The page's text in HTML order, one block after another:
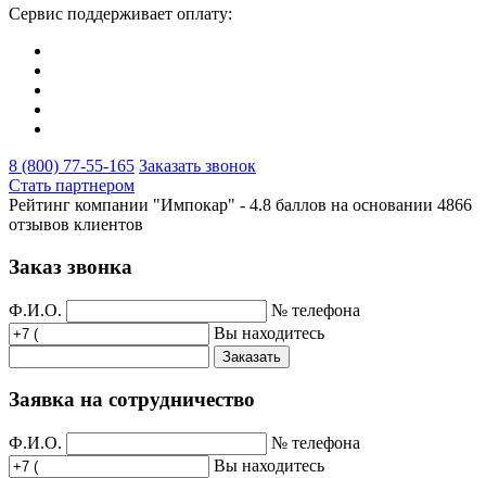
Сервис поддерживает оплату:
8 (800) 77-55-165 Заказать звонок
Стать партнером
Рейтинг компании "Импокар" - 4.8 баллов на основании 4866
отзывов клиентов
Заказ звонка
Ф.И.О.
№ телефона
Вы находитесь
Заказать
Заявка на сотрудничество
Ф.И.О.
№ телефона
Вы находитесь